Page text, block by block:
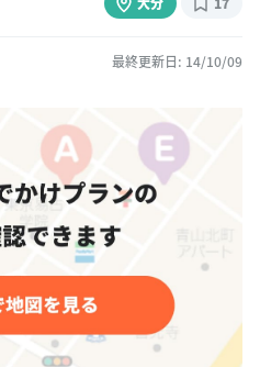
最終更新日: 14/10/09